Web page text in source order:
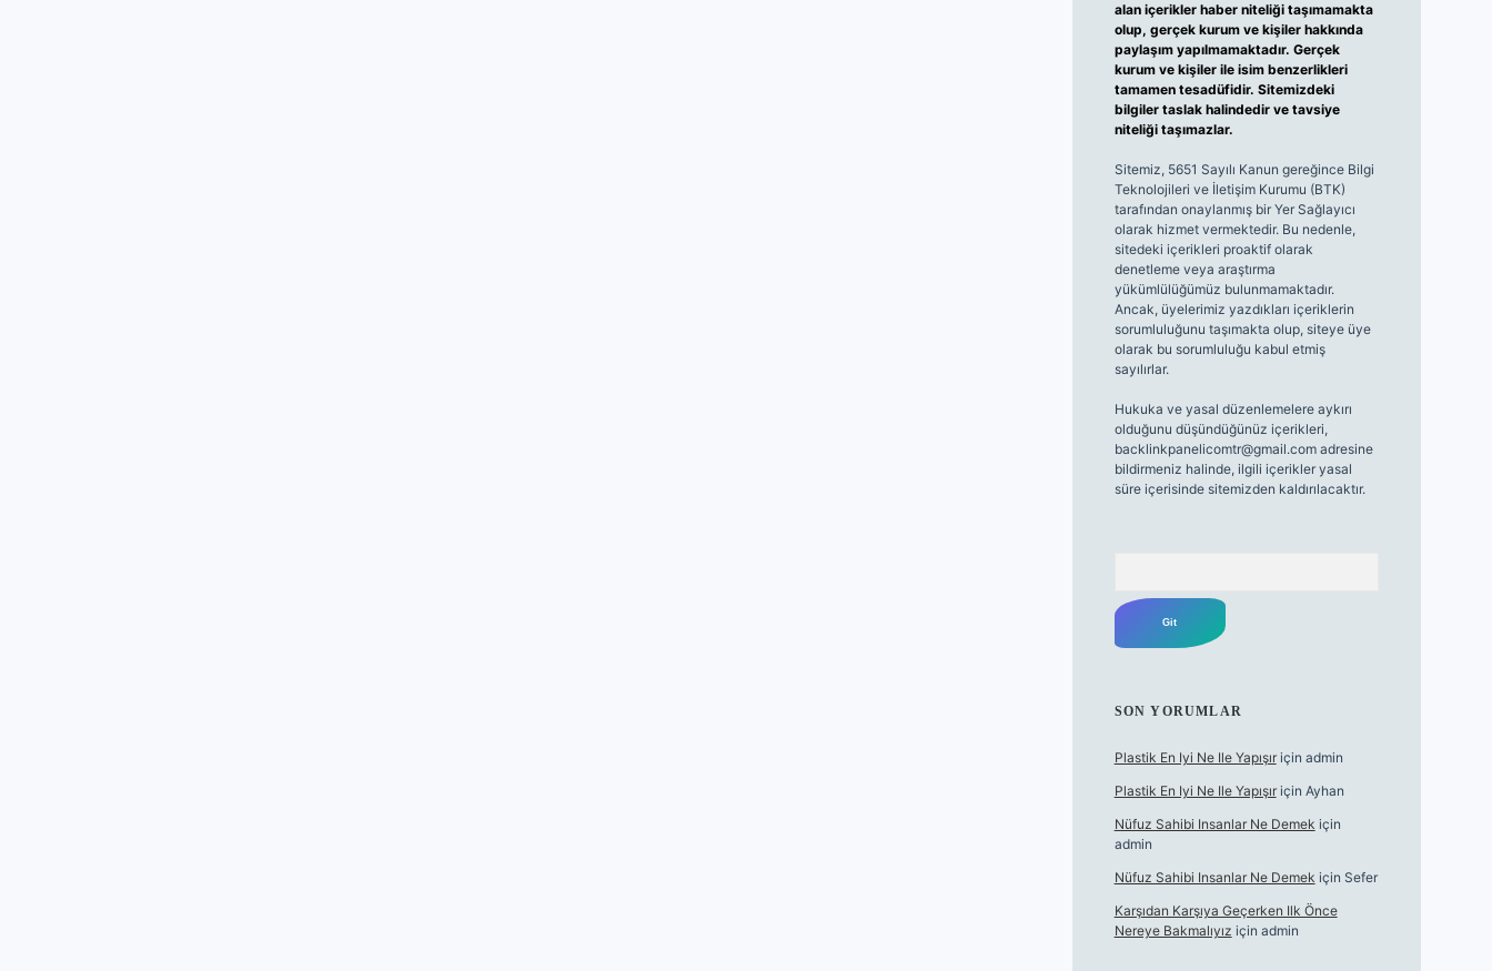
alan içerikler haber niteliği taşımamakta
olup, gerçek kurum ve kişiler hakkında
paylaşım yapılmamaktadır. Gerçek
kurum ve kişiler ile isim benzerlikleri
tamamen tesadüfidir. Sitemizdeki
bilgiler taslak halindedir ve tavsiye
niteliği taşımazlar.
Sitemiz, 5651 Sayılı Kanun gereğince Bilgi
Teknolojileri ve İletişim Kurumu (BTK)
tarafından onaylanmış bir Yer Sağlayıcı
olarak hizmet vermektedir. Bu nedenle,
sitedeki içerikleri proaktif olarak
denetleme veya araştırma
yükümlülüğümüz bulunmamaktadır.
Ancak, üyelerimiz yazdıkları içeriklerin
sorumluluğunu taşımakta olup, siteye üye
olarak bu sorumluluğu kabul etmiş
sayılırlar.
Hukuka ve yasal düzenlemelere aykırı
olduğunu düşündüğünüz içerikleri,
backlinkpanelicomtr@gmail.comadresine
bildirmeniz halinde, ilgili içerikler yasal
süre içerisinde sitemizden kaldırılacaktır.
SON YORUMLAR
Plastik En Iyi Ne Ile Yapışıriçin admin
Plastik En Iyi Ne Ile Yapışıriçin Ayhan
Nüfuz Sahibi Insanlar Ne Demek için
admin
Nüfuz Sahibi Insanlar Ne Demek için Sefer
Karşıdan Karşıya Geçerken Ilk Önce
Nereye Bakmalıyız için admin